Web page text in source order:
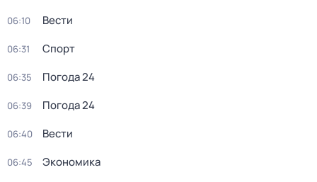
06:10 Вести
06:31 Спорт
06:35 Погода 24
06:39 Погода 24
06:40 Вести
06:45 Экономика